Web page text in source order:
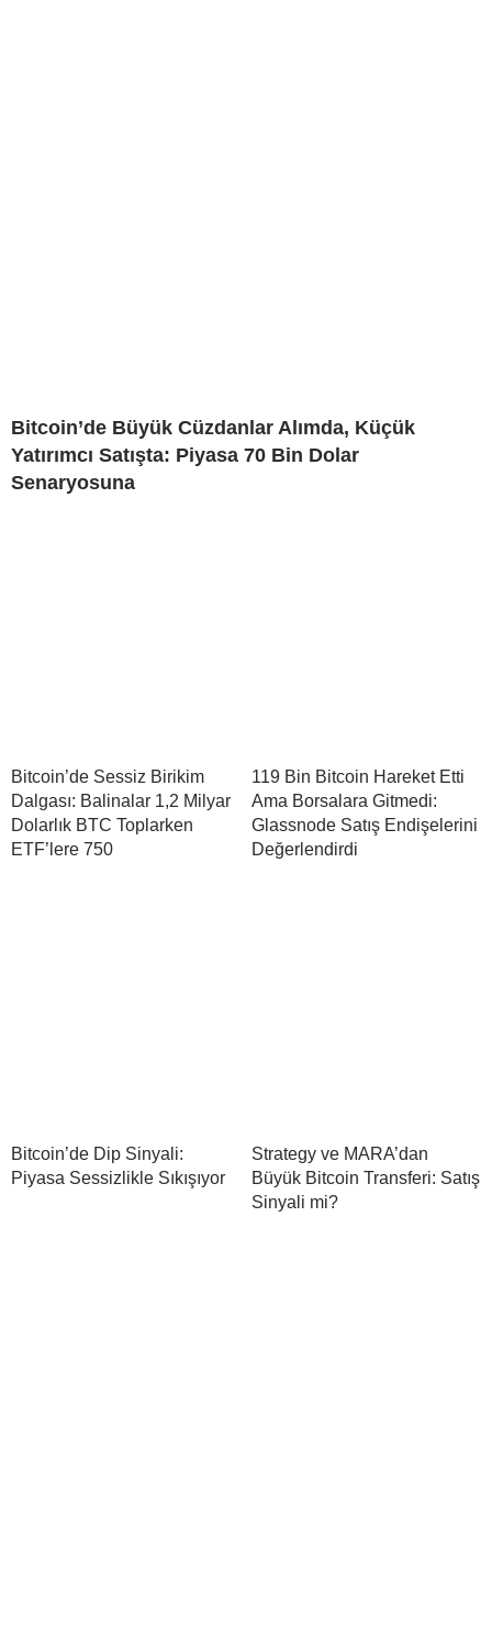
Bitcoin’de Büyük Cüzdanlar Alımda, Küçük
Yatırımcı Satışta: Piyasa 70 Bin Dolar
Senaryosuna
Bitcoin’de Sessiz Birikim
Dalgası: Balinalar 1,2 Milyar
Dolarlık BTC Toplarken
ETF’lere 750
119 Bin Bitcoin Hareket Etti
Ama Borsalara Gitmedi:
Glassnode Satış Endişelerini
Değerlendirdi
Bitcoin’de Dip Sinyali:
Piyasa Sessizlikle Sıkışıyor
Strategy ve MARA’dan
Büyük Bitcoin Transferi: Satış
Sinyali mi?